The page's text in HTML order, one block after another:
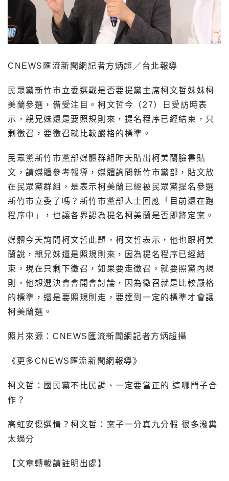
CNEWS匯流新聞網記者方炳超／台北報導
民眾黨新竹市立委選戰是否要提黨主席柯文哲妹妹柯
美蘭參選，備受注目。柯文哲今（27）日受訪時表
示，親兄妹還是要照規則來，提名程序已經結束，只
剩徵召，要徵召就比較嚴格的標準。
民眾黨新竹市黨部媒體群組昨天貼出柯美蘭臉書貼
文，請媒體參考報導，媒體詢問新竹市黨部，貼文放
在民眾黨群組，是表示柯美蘭已經被民眾黨提名參選
新竹市立委了嗎？新竹市黨部人士回應「目前還在跑
程序中」，也讓各界認為提名柯美蘭是否即將定案。
媒體今天詢問柯文哲此題，柯文哲表示，他也跟柯美
蘭說，親兄妹還是照規則來，因為提名程序已經結
束，現在只剩下徵召，如果要走徵召，就要照黨內規
則，他想選決會會開會討論，因為徵召就是比較嚴格
的標準，還是要照規則走，要達到一定的標準才會讓
柯美蘭選。
照片來源：CNEWS匯流新聞網記者方炳超攝
《更多CNEWS匯流新聞網報導》
柯文哲：國民黨不比民調、一定要當正的 這哪門子合
作？
高虹安傷選情？柯文哲：案子一分真九分假 很多潑糞
太過分
【文章轉載請註明出處】